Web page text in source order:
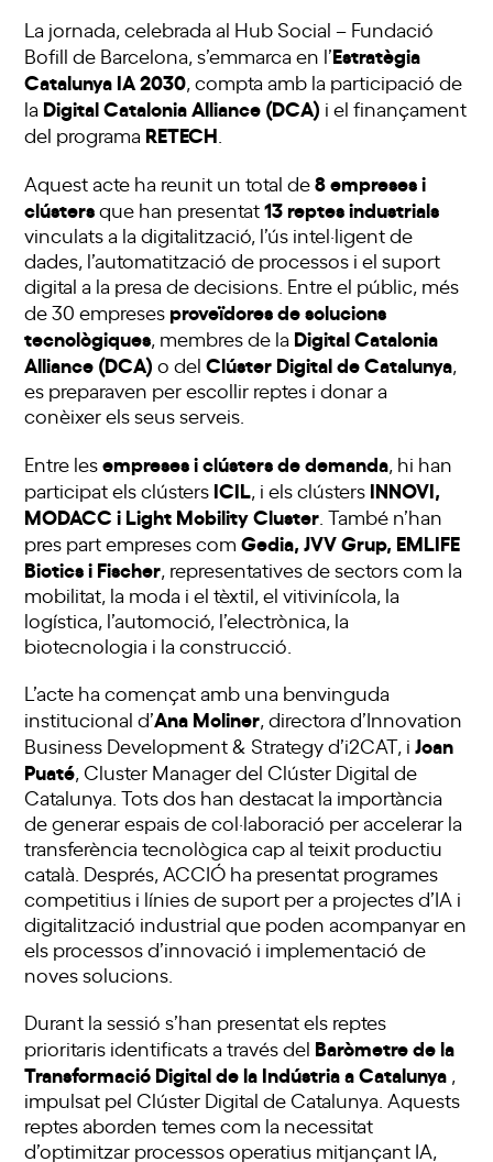
La jornada, celebrada al Hub Social – Fundació
Bofill de Barcelona, s’emmarca en l’Estratègia
Catalunya IA 2030, compta amb la participació de
la Digital Catalonia Alliance (DCA) i el finançament
del programa RETECH
Aquest acte ha reunit un total de8 empreses i
clústersque han presentat13 reptes industrials
vinculats a la digitalització, l’ús intel·ligent de
dades, l’automatització de processos i el suport
digital a la presa de decisions. Entre el públic, més
de 30 empresesproveïdores de solucions
tecnològiques, membres de la Digital Catalonia
Alliance (DCA) o delClúster Digital de Catalunya,
es preparaven per escollir reptes i donar a
conèixer els seus serveis.
Entre lesempreses i clústers de demanda, hi han
participat els clústers ICIL, i els clústers INNOVI,
MODACC i Light Mobility Cluster . També n’han
pres part empreses comGedia, JVV Grup, EMLIFE
Biotics i Fischer, representatives de sectors com la
mobilitat, la moda i el tèxtil, el vitivinícola, la
logística, l’automoció, l’electrònica, la
biotecnologia i la construcció.
L’acte ha començat amb una benvinguda
institucional d’Ana Moliner, directora d’Innovation
Business Development & Strategy d’i2CAT, iJoan
Puaté, Cluster Manager del Clúster Digital de
Catalunya. Tots dos han destacat la importància
de generar espais de col·laboració per accelerar la
transferència tecnològica cap al teixit productiu
català. Després, ACCIÓ ha presentat programes
competitius i línies de suport per a projectes d’IA i
digitalització industrial que poden acompanyar en
els processos d’innovació i implementació de
noves solucions.
Durant la sessió s’han presentat els reptes
prioritaris identificats a través del Baròmetre de la
Transformació Digital de la Indústria a Catalunya ,
impulsat pel Clúster Digital de Catalunya. Aquests
reptes aborden temes com la necessitat
d’optimitzar processos operatius mitjançant IA,